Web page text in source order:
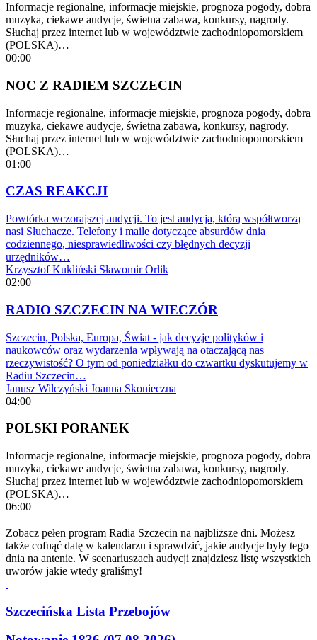
Informacje regionalne, informacje miejskie, prognoza pogody, dobra
muzyka, ciekawe audycje, świetna zabawa, konkursy, nagrody.
Słuchaj przez internet lub w województwie zachodniopomorskiem
(POLSKA)…
00:00
NOC Z RADIEM SZCZECIN
Informacje regionalne, informacje miejskie, prognoza pogody, dobra
muzyka, ciekawe audycje, świetna zabawa, konkursy, nagrody.
Słuchaj przez internet lub w województwie zachodniopomorskiem
(POLSKA)…
01:00
CZAS REAKCJI
Powtórka wczorajszej audycji. To jest audycja, którą współtworzą
nasi Słuchacze. Telefony i maile dotyczące absurdów dnia
codziennego, niesprawiedliwości czy błędnych decyzji
urzędników…
Krzysztof Kukliński Sławomir Orlik
02:00
RADIO SZCZECIN NA WIECZÓR
Szczecin, Polska, Europa, Świat - jak decyzje polityków i
naukowców oraz wydarzenia wpływają na otaczającą nas
rzeczywistość? O tym od poniedziałku do czwartku dyskutujemy w
Radiu Szczecin…
Janusz Wilczyński Joanna Skonieczna
04:00
POLSKI PORANEK
Informacje regionalne, informacje miejskie, prognoza pogody, dobra
muzyka, ciekawe audycje, świetna zabawa, konkursy, nagrody.
Słuchaj przez internet lub w województwie zachodniopomorskiem
(POLSKA)…
06:00
Zobacz pełen program Radia Szczecin na najbliższe dni. Możesz
także cofnąć datę w kalendarzu i sprawdzić, jakie audycje były tego
dnia na antenie. W scenariuszach audycji znajdziesz listę wszystkich
uworów jakie wtedy graliśmy!
Szczecińska Lista Przebojów